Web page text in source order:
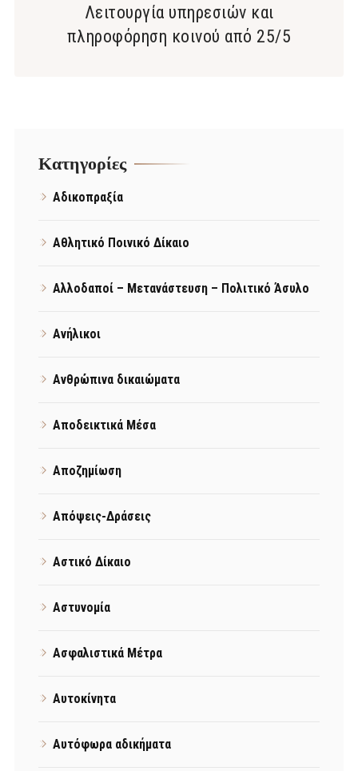
Λειτουργία υπηρεσιών και
πληροφόρηση κοινού από 25/5
Kατηγορίες
Αδικοπραξία
Αθλητικό Ποινικό Δίκαιο
Αλλοδαποί – Μετανάστευση – Πολιτικό Άσυλο
Ανήλικοι
Ανθρώπινα δικαιώματα
Αποδεικτικά Μέσα
Αποζημίωση
Απόψεις-Δράσεις
Αστικό Δίκαιο
Αστυνομία
Ασφαλιστικά Μέτρα
Αυτοκίνητα
Αυτόφωρα αδικήματα